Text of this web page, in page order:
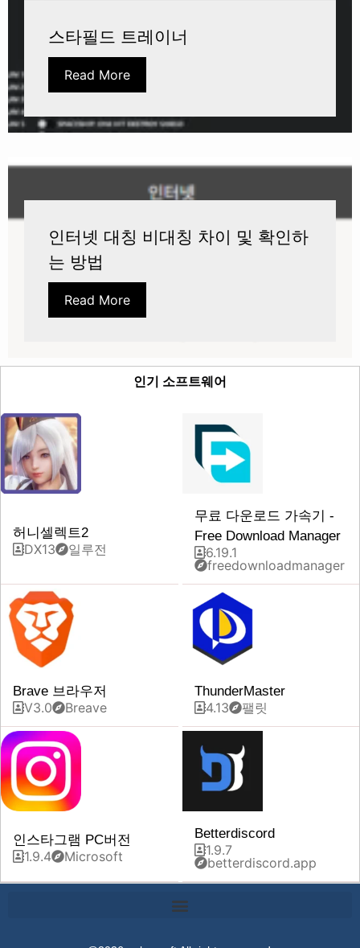
스타필드 트레이너
Read More
인터넷 대칭 비대칭 차이 및 확인하
는 방법
Read More
인기 소프트웨어
허니셀렉트2
DX13 일루전
무료 다운로드 가속기 -
Free Download Manager
6.19.1
freedownloadmanager
Brave 브라우저
V3.0 Breave
ThunderMaster
4.13 팰릿
인스타그램 PC버전
1.9.4 Microsoft
Betterdiscord
1.9.7
betterdiscord.app